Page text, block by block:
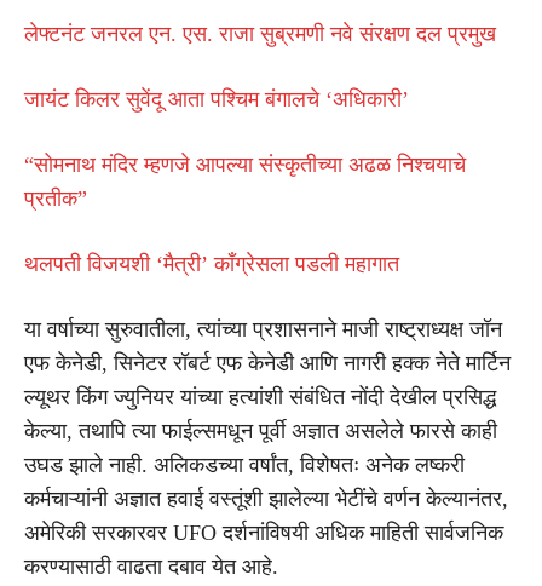
लेफ्टनंट जनरल एन. एस. राजा सुब्रमणी नवे संरक्षण दल प्रमुख
जायंट किलर सुवेंदू आता पश्चिम बंगालचे ‘अधिकारी’
“सोमनाथ मंदिर म्हणजे आपल्या संस्कृतीच्या अढळ निश्चयाचे
प्रतीक”
थलपती विजयशी ‘मैत्री’ काँग्रेसला पडली महागात
या वर्षाच्या सुरुवातीला, त्यांच्या प्रशासनाने माजी राष्ट्राध्यक्ष जॉन
एफ केनेडी, सिनेटर रॉबर्ट एफ केनेडी आणि नागरी हक्क नेते मार्टिन
ल्यूथर किंग ज्युनियर यांच्या हत्यांशी संबंधित नोंदी देखील प्रसिद्ध
केल्या, तथापि त्या फाईल्समधून पूर्वी अज्ञात असलेले फारसे काही
उघड झाले नाही. अलिकडच्या वर्षांत, विशेषतः अनेक लष्करी
कर्मचाऱ्यांनी अज्ञात हवाई वस्तूंशी झालेल्या भेटींचे वर्णन केल्यानंतर,
अमेरिकी सरकारवर UFO दर्शनांविषयी अधिक माहिती सार्वजनिक
करण्यासाठी वाढता दबाव येत आहे.